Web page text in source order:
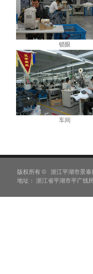
锁眼
车间
版权所有 © 浙江平湖市景
地址： 浙江省平湖市平广